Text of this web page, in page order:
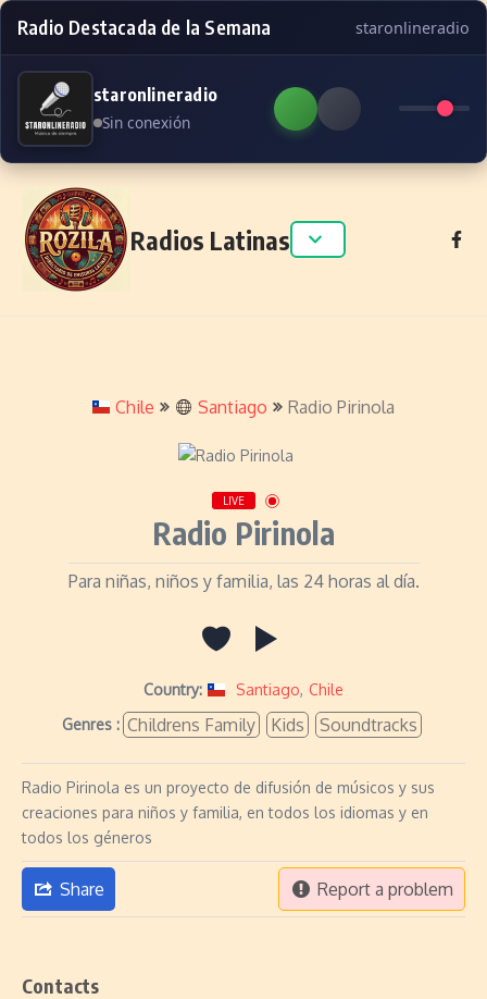
Radio Destacada de la Semana staronlineradio
staronlineradio
Sin conexión
Skip to content
Radios Latinas
Chile Santiago Radio Pirinola
LIVE
Radio Pirinola
Para niñas, niños y familia, las 24 horas al día.
Country: Santiago, Chile
Genres : Childrens Family Kids Soundtracks
Radio Pirinola es un proyecto de difusión de músicos y sus
creaciones para niños y familia, en todos los idiomas y en
todos los géneros
Share Report a problem
Contacts